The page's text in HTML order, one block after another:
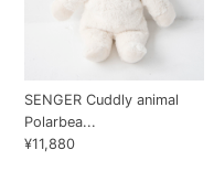
SENGER Cuddly animal
Polarbea...
¥11,880